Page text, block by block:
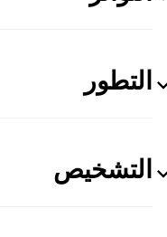
التطور
التشخيص